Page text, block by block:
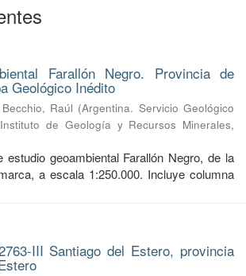
Farallón Negro. Provincia de
Geológico Inédito
Becchio, Raúl (Argentina. Servicio Geológico
de Geología y Recursos Minerales,
estudio geoambiental Farallón Negro, de la
a escala 1:250.000. Incluye columna
III Santiago del Estero, provincia